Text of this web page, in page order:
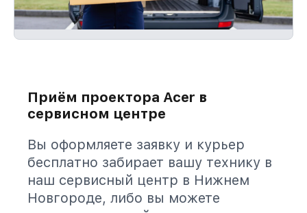
Приём проектора Acer в
сервисном центре
Вы оформляете заявку и курьер
бесплатно забирает вашу технику в
наш сервисный центр в Нижнем
Новгороде, либо вы можете